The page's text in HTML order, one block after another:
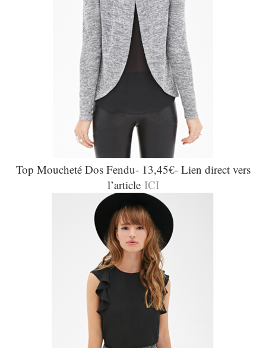
Top Moucheté Dos Fendu- 13,45€- Lien direct vers
l’article ICI